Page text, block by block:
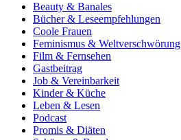
Beauty & Banales
Bücher & Leseempfehlungen
Coole Frauen
Feminismus & Weltverschwörung
Film & Fernsehen
Gastbeitrag
Job & Vereinbarkeit
Kinder & Küche
Leben & Lesen
Podcast
Promis & Diäten